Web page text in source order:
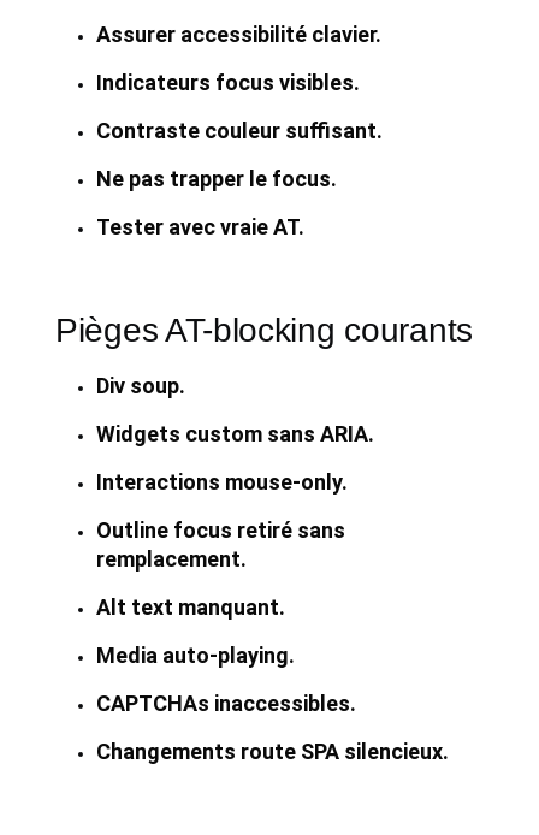
Assurer accessibilité clavier.
Indicateurs focus visibles.
Contraste couleur suffisant.
Ne pas trapper le focus.
Tester avec vraie AT.
Pièges AT-blocking courants
Div soup.
Widgets custom sans ARIA.
Interactions mouse-only.
Outline focus retiré sans
remplacement.
Alt text manquant.
Media auto-playing.
CAPTCHAs inaccessibles.
Changements route SPA silencieux.